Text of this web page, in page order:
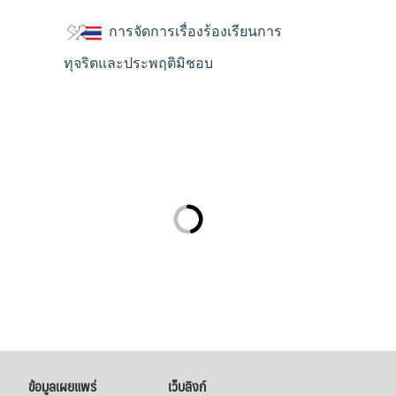
การจัดการเรื่องร้องเรียนการ
ทุจริตและประพฤติมิชอบ
ข้อมูลเผยแพร่ เว็บลิงก์